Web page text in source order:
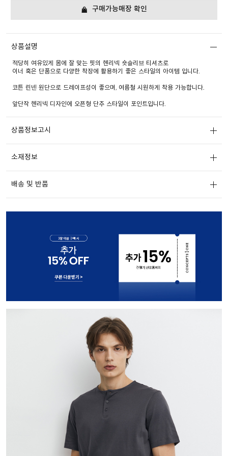
구매가능매장 확인
상품설명
적당히 여유있게 몸에 잘 맞는 핏의 헨리넥 숏슬리브 티셔츠로
이너 혹은 단품으로 다양한 착장에 활용하기 좋은 스타일의 아이템 입니다.
코튼 린넨 원단으로 드레이프성이 좋으며, 여름철 시원하게 착용 가능합니다.
앞단작 헨리넥 디자인에 오픈형 단추 스타일이 포인트입니다.
상품정보고시
소재정보
배송 및 반품